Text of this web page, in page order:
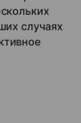
случаях